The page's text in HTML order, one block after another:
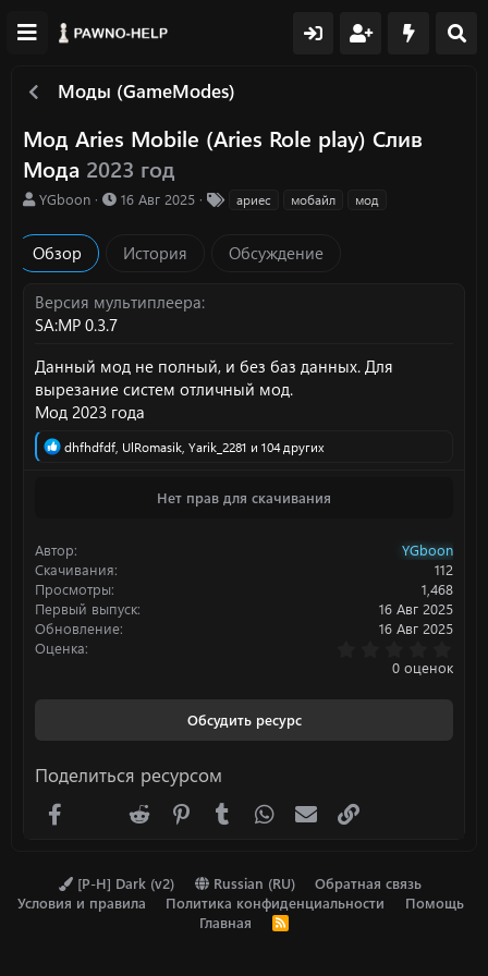
Моды (GameModes)
Мод Aries Mobile (Aries Role play) Слив
Мода 2023 год
А
т
о
р
YGboon
Д
а
о
н
и
я
16 Авг 2025
и
ариес мобайл мод
Обзор История Обсуждение
Версия мультиплеера
SA:MP 0.3.7
Данный мод не полный, и без баз данных. Для
вырезание систем отличный мод.
Мод 2023 года
Р
и
:
dhfhdfdf, UlRomasik, Yarik_2281 и 104 других
Нет прав для скачивания
Автор
YGboon
Скачивания
112
Просмотры
1,468
Первый выпуск
16 Авг 2025
Обновление
16 Авг 2025
Оценка
.
0
0 оценок
Обсудить ресурс
Поделиться ресурсом
FacebookX (Twitter)
Reddit PinterestTumblr WhatsAppЭлектронная почта
[P-H] Dark (v2) Russian (RU)
Обратная связь
Условия и правила
Политика конфиденциальности
Помощь
Главная
R